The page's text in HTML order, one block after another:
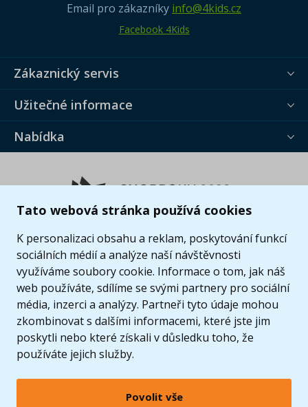
Tato webová stránka používá cookies
K personalizaci obsahu a reklam, poskytování funkcí
sociálních médií a analýze naší návštěvnosti
využíváme soubory cookie. Informace o tom, jak náš
web používáte, sdílíme se svými partnery pro sociální
média, inzerci a analýzy. Partneři tyto údaje mohou
zkombinovat s dalšími informacemi, které jste jim
poskytli nebo které získali v důsledku toho, že
používáte jejich služby.
Povolit vše
Email pro zákazníky info@4kids.cz
Facebook 4Kids
Zákaznický servis
Užitečné informace
Nabídka